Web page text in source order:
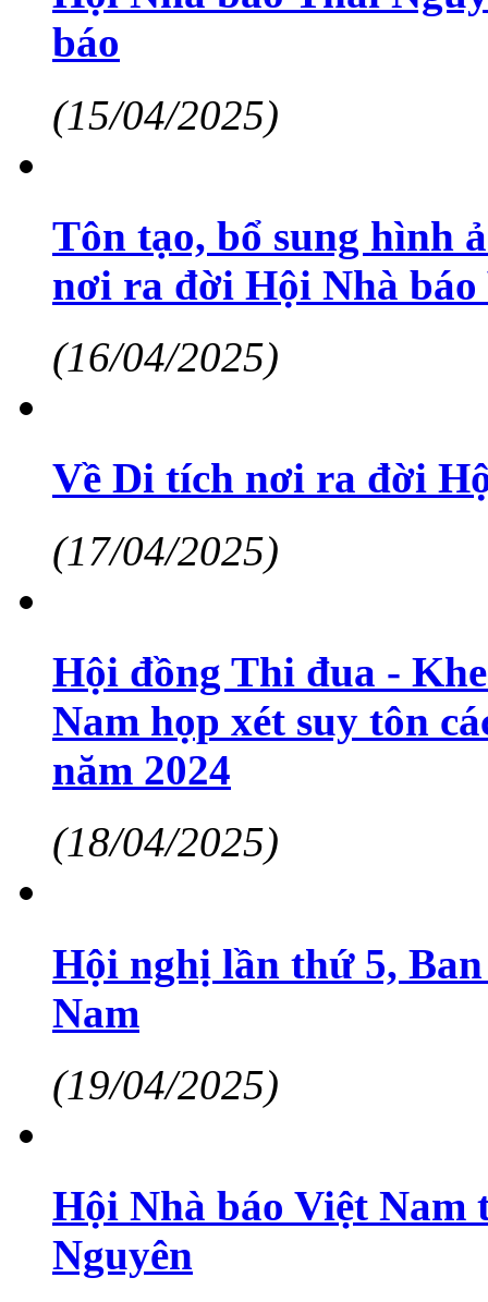
báo
(15/04/2025)
Tôn tạo, bổ sung hình
nơi ra đời Hội Nhà báo
(16/04/2025)
Về Di tích nơi ra đời
(17/04/2025)
Hội đồng Thi đua -
Nam họp xét suy tôn
năm 2024
(18/04/2025)
Hội nghị lần thứ 5,
Nam
(19/04/2025)
Hội Nhà báo Việt Nam
Nguyên